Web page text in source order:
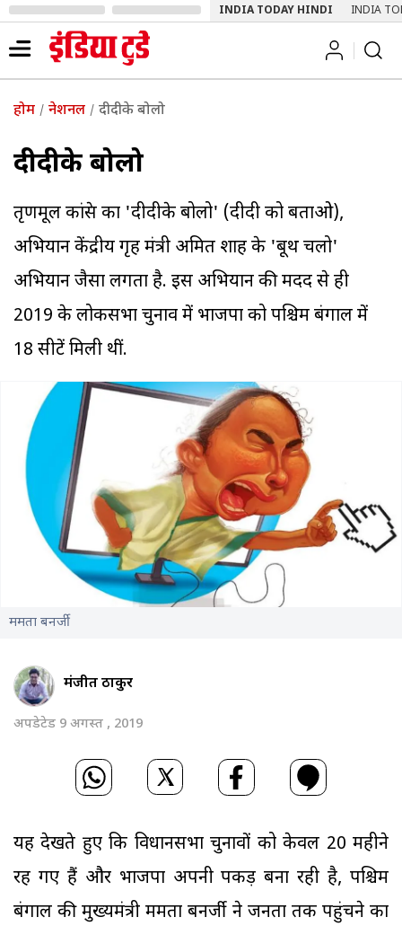
INDIA TODAY HINDI INDIA
होम नेशनल दीदीके बोलो
दीदीके बोलो
तृणमूल कांग्रेस का 'दीदीके बोलो' (दीदी को बताओ),
अभियान केंद्रीय गृह मंत्री अमित शाह के 'बूथ चलो'
अभियान जैसा लगता है. इस अभियान की मदद से ही
2019 के लोकसभा चुनाव में भाजपा को पश्चिम बंगाल में
18 सीटें मिली थीं.
ममता बनर्जी
मंजीत ठाकुर
अपडेटेड 9 अगस्त , 2019
यह देखते हुए कि विधानसभा चुनावों को केवल 20 महीने
रह गए हैं और भाजपा अपनी पकड़ बना रही है, पश्चिम
बंगाल की मुख्यमंत्री ममता बनर्जी ने जनता तक पहुंचने का